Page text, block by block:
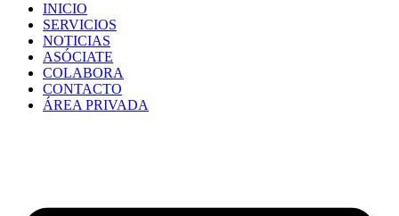
INICIO
SERVICIOS
NOTICIAS
ASÓCIATE
COLABORA
CONTACTO
ÁREA PRIVADA